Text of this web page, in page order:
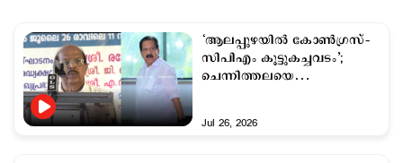
‘ആലപ്പുഴയിൽ കോൺഗ്രസ്–
സിപിഎം കൂട്ടുകച്ചവടം’;
ചെന്നിത്തലയെ
Jul 26, 2026